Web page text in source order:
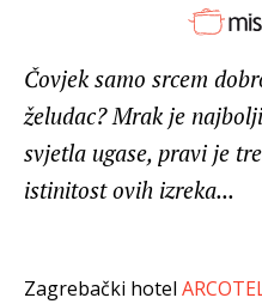
Čovjek samo srcem
želudac? Mrak je
svjetla ugase, pravi je
istinitost ovih izreka...
Zagrebački hotel